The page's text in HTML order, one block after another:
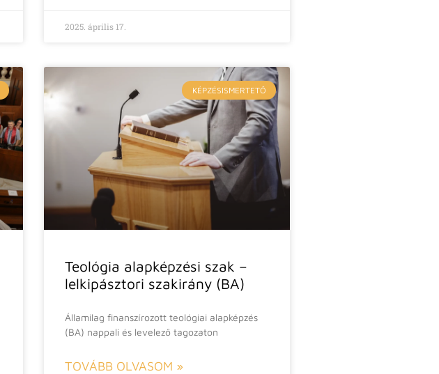
2025. április 17.
KÉPZÉSISMERTETŐ
Teológia alapképzési szak –
lelkipásztori szakirány (BA)
Államilag finanszírozott teológiai alapképzés
(BA) nappali és levelező tagozaton
TOVÁBB OLVASOM »